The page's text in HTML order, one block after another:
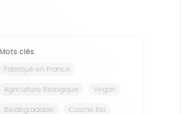
Mots clés
Fabriqué en France
Agriculture Biologique Vegan
Biodégradable Cosme Bio